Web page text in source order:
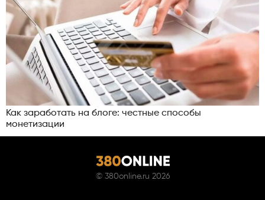
Как заработать на блоге: честные способы
монетизации
© 380online.ru 2026